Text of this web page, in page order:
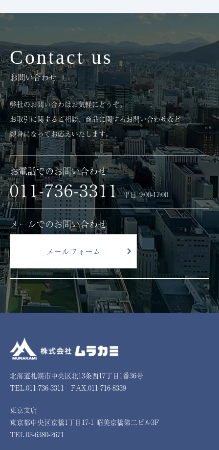
Contact us
お問い合わせ
弊社のお問い合わはお気軽にどうぞ。
お取引に関するご相談、商品に関するお問い合わせなど
親身になってお応えいたします。
お電話でのお問い合わせ
011-736-3311 平日 9:00-17:00
メールでのお問い合わせ
メールフォーム
北海道札幌市中央区北13条西17丁目1番36号
TEL.011-736-3311 FAX.011-716-8339
東京支店
東京都中央区京橋1丁目17-1 昭美京橋第二ビル3F
TEL.03-6380-2671